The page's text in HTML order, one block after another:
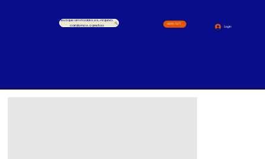
Busque um Produto, ex.: Arquivo,
cardernos, canetas
4000-1517
Login